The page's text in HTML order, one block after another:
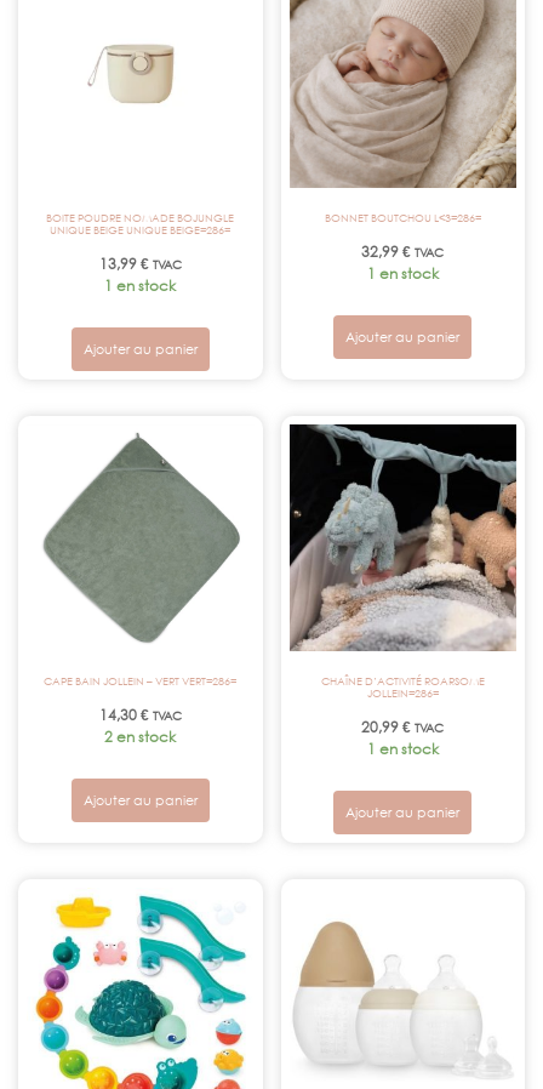
BOITE POUDRE NOMADE BOJUNGLE
UNIQUE BEIGE UNIQUE BEIGE=286=
13,99€ TVAC
1 en stock
Ajouter au panier
BONNET BOUTCHOU L<3=286=
32,99€ TVAC
1 en stock
Ajouter au panier
CAPE BAIN JOLLEIN – VERT VERT=286=
14,30€ TVAC
2 en stock
Ajouter au panier
CHAÎNE D’ACTIVITÉ ROARSOME
JOLLEIN=286=
20,99€ TVAC
1 en stock
Ajouter au panier